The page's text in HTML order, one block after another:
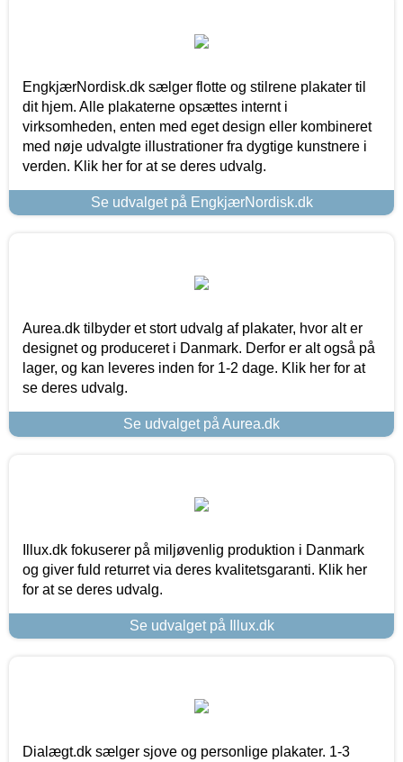
EngkjærNordisk.dk sælger flotte og stilrene plakater til
dit hjem. Alle plakaterne opsættes internt i
virksomheden, enten med eget design eller kombineret
med nøje udvalgte illustrationer fra dygtige kunstnere i
verden. Klik her for at se deres udvalg.
Se udvalget på EngkjærNordisk.dk
Aurea.dk tilbyder et stort udvalg af plakater, hvor alt er
designet og produceret i Danmark. Derfor er alt også på
lager, og kan leveres inden for 1-2 dage. Klik her for at
se deres udvalg.
Se udvalget på Aurea.dk
Illux.dk fokuserer på miljøvenlig produktion i Danmark
og giver fuld returret via deres kvalitetsgaranti. Klik her
for at se deres udvalg.
Se udvalget på Illux.dk
Dialægt.dk sælger sjove og personlige plakater. 1-3